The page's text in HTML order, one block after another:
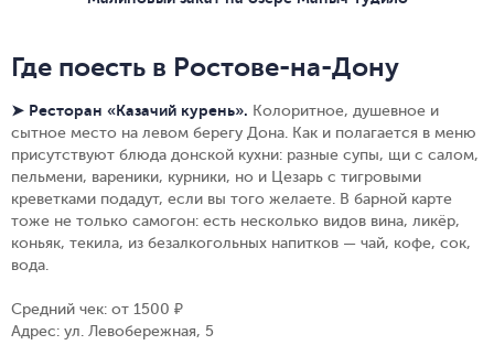
Где поесть в Ростове-на-Дону
➤ Ресторан «Казачий курень». Колоритное, душевное и
сытное место на левом берегу Дона. Как и полагается в меню
присутствуют блюда донской кухни: разные супы, щи с салом,
пельмени, вареники, курники, но и Цезарь с тигровыми
креветками подадут, если вы того желаете. В барной карте
тоже не только самогон: есть несколько видов вина, ликёр,
коньяк, текила, из безалкогольных напитков — чай, кофе, сок,
вода.
Средний чек: от 1500 ₽
Адрес: ул. Левобережная, 5